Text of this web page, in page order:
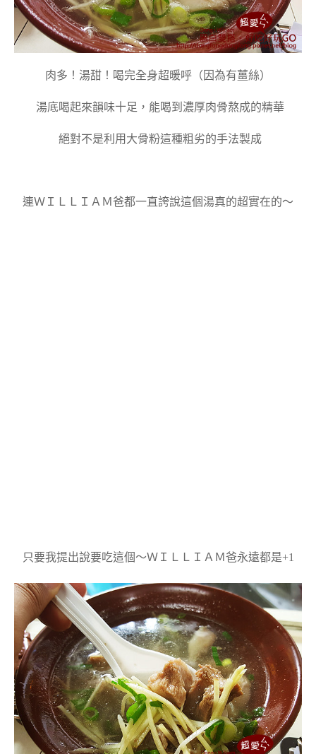
肉多！湯甜！喝完全身超暖呼（因為有薑絲）
湯底喝起來韻味十足，能喝到濃厚肉骨熬成的精華
絕對不是利用大骨粉這種粗劣的手法製成
連ＷＩＬＬＩＡＭ爸都一直誇說這個湯真的超實在的～
只要我提出說要吃這個～ＷＩＬＬＩＡＭ爸永遠都是+1